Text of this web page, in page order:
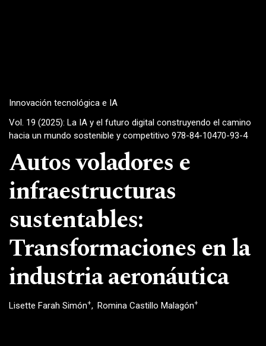
Innovación tecnológica e IA
Vol. 19 (2025): La IA y el futuro digital construyendo el camino
hacia un mundo sostenible y competitivo 978-84-10470-93-4
Autos voladores e
infraestructuras
sustentables:
Transformaciones en la
industria aeronáutica
Lisette Farah Simón+ Romina Castillo Malagón+